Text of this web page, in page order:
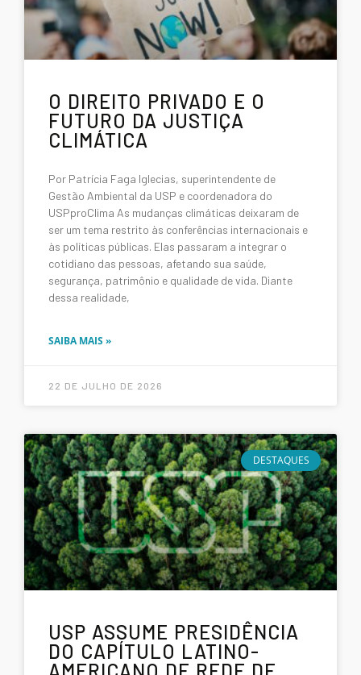
O DIREITO PRIVADO E O
FUTURO DA JUSTIÇA
CLIMÁTICA
Por Patrícia Faga Iglecias, superintendente de
Gestão Ambiental da USP e coordenadora do
USPproClima As mudanças climáticas deixaram de
ser um tema restrito às conferências internacionais e
às políticas públicas. Elas passaram a integrar o
cotidiano das pessoas, afetando sua saúde,
segurança, patrimônio e qualidade de vida. Diante
dessa realidade,
SAIBA MAIS »
22 DE JULHO DE 2026
DESTAQUES
USP ASSUME PRESIDÊNCIA
DO CAPÍTULO LATINO-
AMERICANO DE REDE DE